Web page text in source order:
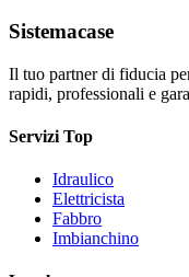
Sistemacase
Il tuo partner di fiducia
rapidi, professionali e
Servizi Top
Idraulico
Elettricista
Fabbro
Imbianchino